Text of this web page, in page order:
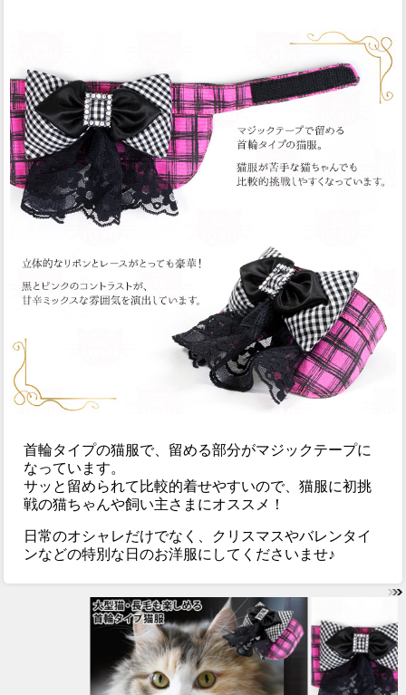
首輪タイプの猫服で、留める部分がマジックテープに
なっています。
サッと留められて比較的着せやすいので、猫服に初挑
戦の猫ちゃんや飼い主さまにオススメ！
日常のオシャレだけでなく、クリスマスやバレンタイ
ンなどの特別な日のお洋服にしてくださいませ♪